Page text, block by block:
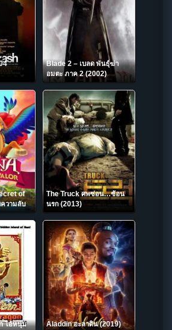
Blade 2 – เบลด พันธุ์ฆ่า
อมตะ ภาค 2 (2002)
of
วามลับ
The Truck ศพซ่อน…ซ้อน
นรก (2013)
ไอ้หนุ่ม Aladdin อะลาดิน (2019)